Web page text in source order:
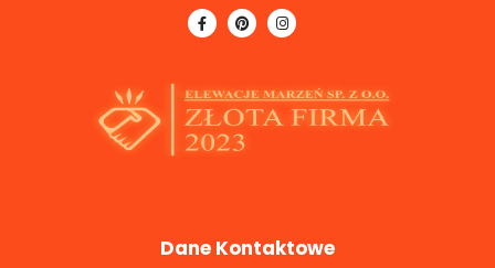
Dane Kontaktowe